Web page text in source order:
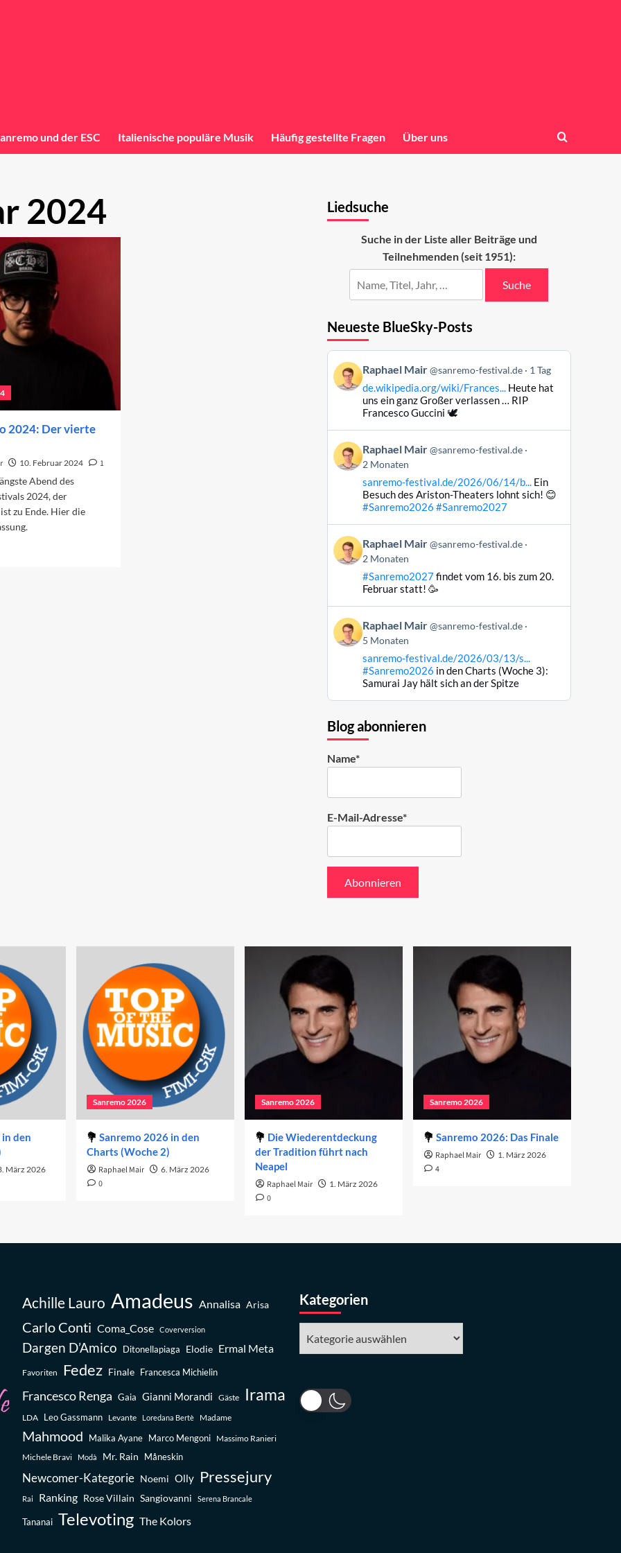
und der ESC Italienische populäre Musik Häufig gestellte Fragen Über uns
2024
2024: Der vierte
10. Februar 2024
1
Abend des
2024, der
zu Ende. Hier die
Liedsuche
Suche in der Liste aller Beiträge und
Teilnehmenden (seit 1951):
Suche
Neueste BlueSky-Posts
Beitrag
von
Raphael
ansehen
Raphael Mair @sanremo-festival.de 1 Tag
de.wikipedia.org/wiki/Frances...Heute hat
uns ein ganz Großer verlassen … RIP
Francesco Guccini 🕊️
Beitrag
von
Raphael
Raphael Mair @sanremo-festival.de
2 Monaten
sanremo-festival.de/2026/06/14/b...Ein
Besuch des Ariston-Theaters lohnt sich! 😊
#Sanremo2026 #Sanremo2027
Beitrag
von
Raphael
Bluesky
ansehen
Raphael Mair @sanremo-festival.de
2 Monaten
#Sanremo2027findet vom 16. bis zum 20.
Februar statt! 🥳
Beitrag
von
Raphael
Raphael Mair @sanremo-festival.de
5 Monaten
sanremo-festival.de/2026/03/13/s...
#Sanremo2026 in den Charts (Woche 3):
Samurai Jay hält sich an der Spitze
Blog abonnieren
Name*
E-Mail-Adresse*
den
März 2026
Sanremo 2026
Sanremo 2026 in den
Charts (Woche 2)
Raphael Mair 6. März 2026
0
Sanremo 2026
Die Wiederentdeckung
der Tradition führt nach
Neapel
Raphael Mair 1. März 2026
0
Sanremo 2026
Sanremo 2026: Das Finale
Raphael Mair 1. März 2026
4
Achille Lauro Amadeus Annalisa Arisa
Carlo Conti Coma_Cose Coverversion
Dargen D’Amico Ditonellapiaga Elodie Ermal Meta
Favoriten Fedez Finale Francesca Michielin
Francesco Renga Gaia Gianni Morandi Gäste Irama
LDA Leo Gassmann Levante Loredana Bertè Madame
Mahmood Malika Ayane Marco Mengoni
Massimo Ranieri
Michele Bravi
Modà Mr. Rain Måneskin
Newcomer-Kategorie Noemi Olly Pressejury
Rai Ranking Rose Villain Sangiovanni Serena Brancale
Tananai Televoting The Kolors
Kategorien